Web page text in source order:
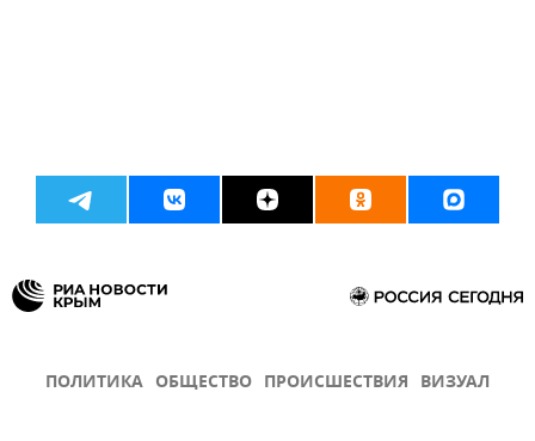
ПОЛИТИКА ОБЩЕСТВО ПРОИСШЕСТВИЯ ВИЗУАЛ